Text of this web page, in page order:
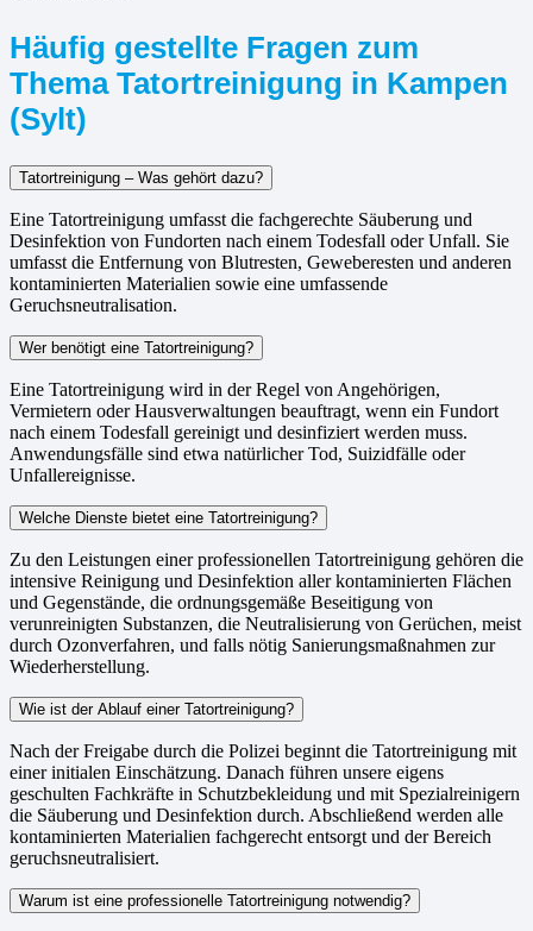
Häufig gestellte Fragen zum
Thema Tatortreinigung in Kampen
(Sylt)
Tatortreinigung – Was gehört dazu?
Eine Tatortreinigung umfasst die fachgerechte Säuberung und
Desinfektion von Fundorten nach einem Todesfall oder Unfall. Sie
umfasst die Entfernung von Blutresten, Geweberesten und anderen
kontaminierten Materialien sowie eine umfassende
Geruchsneutralisation.
Wer benötigt eine Tatortreinigung?
Eine Tatortreinigung wird in der Regel von Angehörigen,
Vermietern oder Hausverwaltungen beauftragt, wenn ein Fundort
nach einem Todesfall gereinigt und desinfiziert werden muss.
Anwendungsfälle sind etwa natürlicher Tod, Suizidfälle oder
Unfallereignisse.
Welche Dienste bietet eine Tatortreinigung?
Zu den Leistungen einer professionellen Tatortreinigung gehören die
intensive Reinigung und Desinfektion aller kontaminierten Flächen
und Gegenstände, die ordnungsgemäße Beseitigung von
verunreinigten Substanzen, die Neutralisierung von Gerüchen, meist
durch Ozonverfahren, und falls nötig Sanierungsmaßnahmen zur
Wiederherstellung.
Wie ist der Ablauf einer Tatortreinigung?
Nach der Freigabe durch die Polizei beginnt die Tatortreinigung mit
einer initialen Einschätzung. Danach führen unsere eigens
geschulten Fachkräfte in Schutzbekleidung und mit Spezialreinigern
die Säuberung und Desinfektion durch. Abschließend werden alle
kontaminierten Materialien fachgerecht entsorgt und der Bereich
geruchsneutralisiert.
Warum ist eine professionelle Tatortreinigung notwendig?